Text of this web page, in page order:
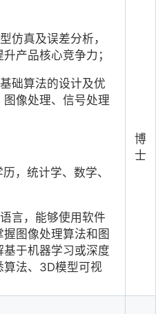
仿真及误差分析，
产品核心竞争力；
础算法的设计及优
像处理、信号处理
，统计学、数学、
言，能够使用软件
图像处理算法和图
于机器学习或深度
算法、3D模型可视
博
士